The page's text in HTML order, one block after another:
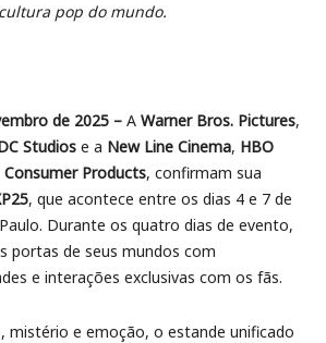
cultura pop do mundo.
de 2025 – A Warner Bros. Pictures,
Studios e a New Line Cinema, HBO
Products, confirmam sua
, que acontece entre os dias 4 e 7 de
Durante os quatro dias de evento,
portas de seus mundos com
e interações exclusivas com os fãs.
mistério e emoção, o estande unificado